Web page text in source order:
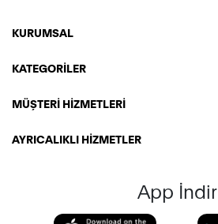
KURUMSAL
KATEGORİLER
MÜŞTERİ HİZMETLERİ
AYRICALIKLI HİZMETLER
App İndir